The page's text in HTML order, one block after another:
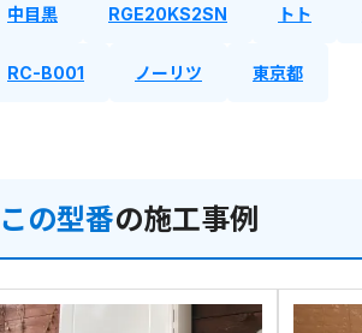
中目黒 RGE20KS2SN トト
RC-B001 ノーリツ 東京都
この型番の施工事例